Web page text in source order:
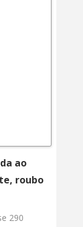
ao
roubo
290